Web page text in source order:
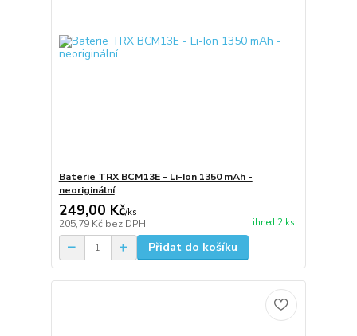
Baterie TRX BCM13E - Li-Ion 1350 mAh -
neoriginální
249,00 Kč/ks
205,79 Kč bez DPH ihned 2 ks
Přidat do košíku